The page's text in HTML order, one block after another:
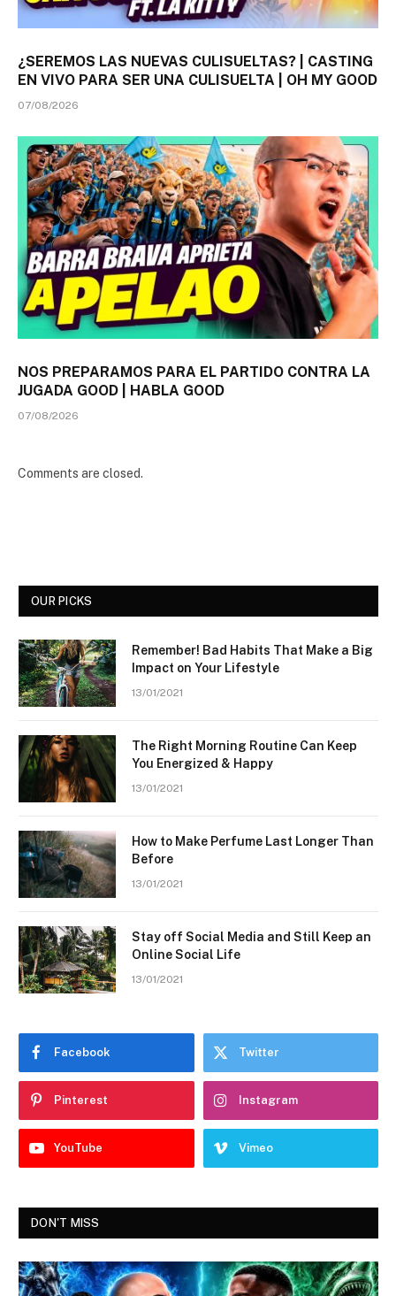
¿SEREMOS LAS NUEVAS CULISUELTAS? | CASTING
EN VIVO PARA SER UNA CULISUELTA | OH MY GOOD
07/08/2026
NOS PREPARAMOS PARA EL PARTIDO CONTRA LA
JUGADA GOOD | HABLA GOOD
07/08/2026
Comments are closed.
OUR PICKS
Remember! Bad Habits That Make a Big
Impact on Your Lifestyle
13/01/2021
The Right Morning Routine Can Keep
You Energized & Happy
13/01/2021
How to Make Perfume Last Longer Than
Before
13/01/2021
Stay off Social Media and Still Keep an
Online Social Life
13/01/2021
Facebook Twitter
Pinterest Instagram
YouTube Vimeo
DON'T MISS